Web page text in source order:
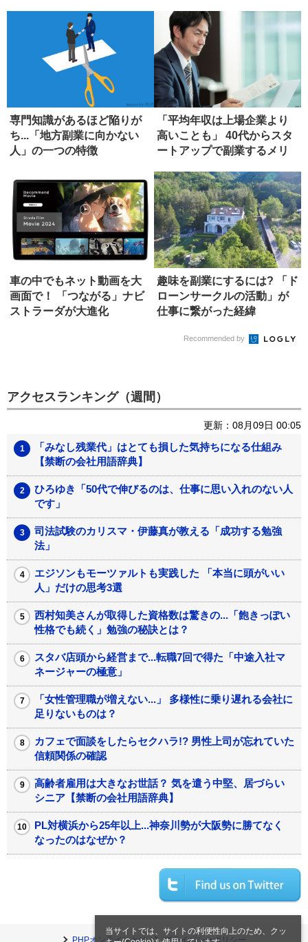
当サイトでは、サイトの利便性向上のため、クッ
専門知識があるほど陥りが
ち...「地方副業に向かない
人」の一つの特徴
「平均年収は上場企業より
高いことも」 40代からスタ
ートアップで副業するメリ
車の中でもネット動画を大
画面で！ 「つながる」ナビ
ストラーダが大進化
趣味を副業にするには? 「ド
ローンサークルの活動」が
仕事に繋がった経緯
Recommended by
アクセスランキング（週間）
更新：08月09日 00:05
「みなし残業代」はとても損した気持ちになる仕組み
【禁断の会社用語辞典】
ひろゆき「50代で伸びるのは、仕事に思い入れのない人
です」
司法試験のカリスマ・伊藤真が教える「成功する勉強
法」
エジソンもモーツァルトも実践した 「本当に頭がいい
人」だけの思考3選
西村知美さんが取得した資格数は驚きの...「飽きっぽい
性格でも続く」勉強の秘訣とは？
スタバ店頭から経営まで...転職7回で得た「中途入社マ
ネージャーの極意」
「女性管理職が増えない...」 多様性に乗り遅れる会社に
足りないものは？
カフェで面談をしたらセクハラ!? 男性上司が忘れていた
信頼関係の確認
高齢者雇用は大きなお世話？ 気を遣う中堅、居づらい
シニア【禁断の会社用語辞典】
PL対横浜から25年以上...神奈川勢が大阪勢に勝てなく
なったのはなぜか？
PHPオンラインとは プライバシーポリシー